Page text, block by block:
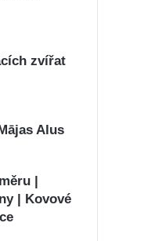
zvířat
Alus
|
| Kovové